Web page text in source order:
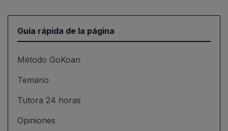
Guía rápida de la página
Método GoKoan
Temario
Tutora 24 horas
Opiniones